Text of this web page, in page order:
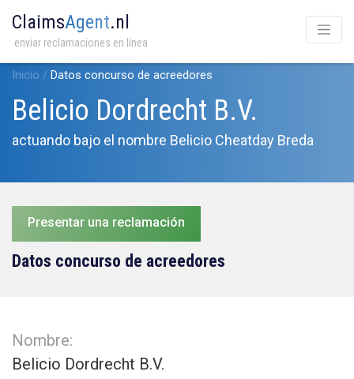
ClaimsAgent.nl
enviar reclamaciones en línea
Inicio / Datos concurso de acreedores
Belicio Dordrecht B.V.
actuando bajo el nombre Belicio Cheatday Breda
Presentar una reclamación
Datos concurso de acreedores
Nombre:
Belicio Dordrecht B.V.